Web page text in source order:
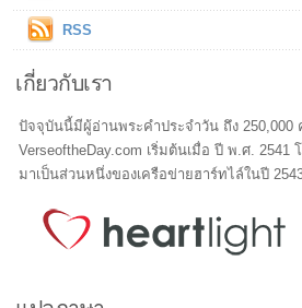
RSS
เกี่ยวกับเรา
ปัจจุบันนี้มีผู้อ่านพระคำประจำวัน ถึง 250,000
VerseoftheDay.com เริ่มต้นเมื่อ ปี พ.ศ. 2541
มาเป็นส่วนหนึ่งของเครือข่ายฮาร์ทไล์ในปี